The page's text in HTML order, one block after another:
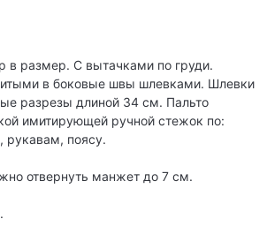
в размер. С вытачками по груди.
в боковые швы шлевками. Шлевки
разрезы длиной 34 см. Пальто
имитирующей ручной стежок по:
рукавам, поясу.
отвернуть манжет до 7 см.